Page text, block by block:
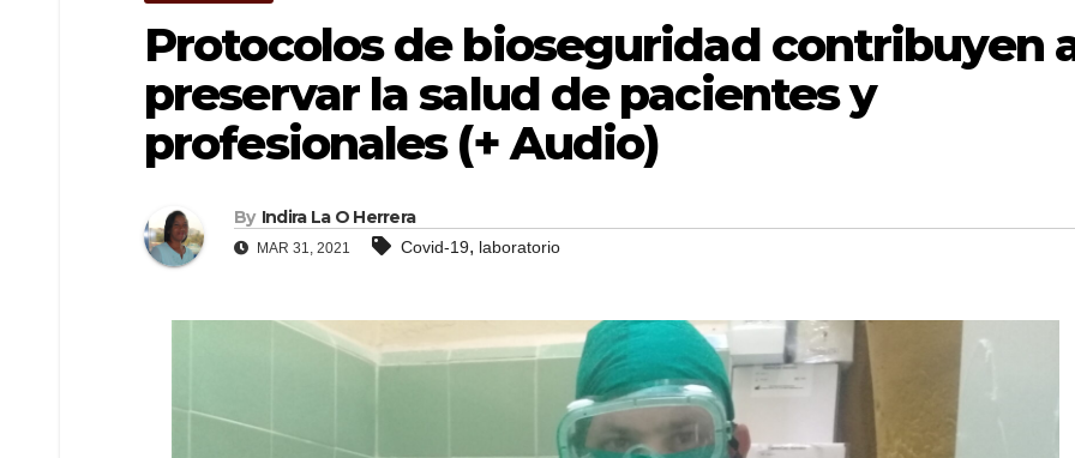
Protocolos de bioseguridad contribuyen
preservar la salud de pacientes y
profesionales (+ Audio)
By Indira La O Herrera
MAR 31, 2021 Covid-19, laboratorio